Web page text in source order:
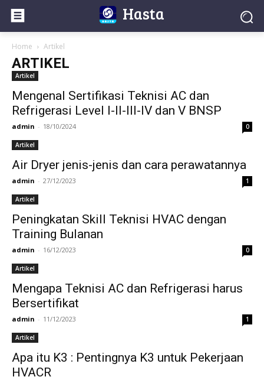
Hasta
Home Artikel
ARTIKEL
Artikel
Mengenal Sertifikasi Teknisi AC dan
Refrigerasi Level I-II-III-IV dan V BNSP
admin - 18/10/2024 0
Artikel
Air Dryer jenis-jenis dan cara perawatannya
admin - 27/12/2023 1
Artikel
Peningkatan Skill Teknisi HVAC dengan
Training Bulanan
admin - 16/12/2023 0
Artikel
Mengapa Teknisi AC dan Refrigerasi harus
Bersertifikat
admin - 11/12/2023 1
Artikel
Apa itu K3 : Pentingnya K3 untuk Pekerjaan
HVACR